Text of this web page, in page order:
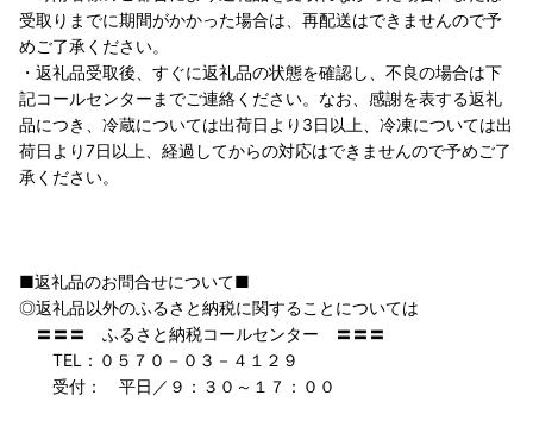
受取りまでに期間がかかった場合は、再配送はできませんので予
めご了承ください。
・返礼品受取後、すぐに返礼品の状態を確認し、不良の場合は下
記コールセンターまでご連絡ください。なお、感謝を表する返礼
品につき、冷蔵については出荷日より3日以上、冷凍については出
荷日より7日以上、経過してからの対応はできませんので予めご了
承ください。
■返礼品のお問合せについて■
◎返礼品以外のふるさと納税に関することについては
〓〓〓 ふるさと納税コールセンター 〓〓〓
TEL：０５７０－０３－４１２９
受付： 平日／９：３０～１７：００